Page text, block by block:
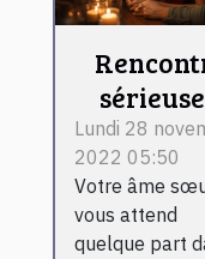
Voici ce
vous faut
Lundi 28
2022 05:50
Votre âme
vous attend
quelque part